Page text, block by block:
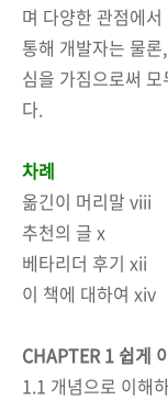
며 다양한 관점에
통해 개발자는 물
심을 가짐으로써
다.
차례
옮긴이 머리말 viii
추천의 글 x
베타리더 후기 xii
이 책에 대하여 xiv
CHAPTER 1 쉽게
1.1 개념으로 이해